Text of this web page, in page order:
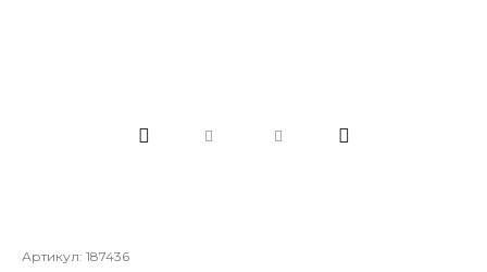
Артикул: 187436